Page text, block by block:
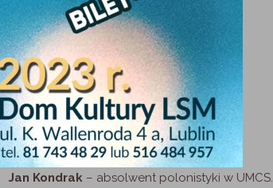
Jan Kondrak – absolwent polonistyki w UMCS.